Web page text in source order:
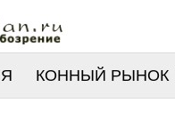
КОННЫЙ РЫНОК